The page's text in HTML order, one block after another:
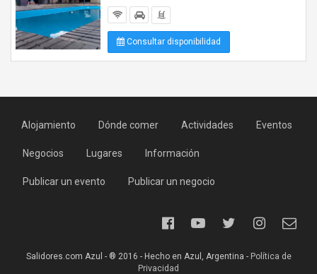
Consultar disponibilidad
Alojamiento Dónde comer Actividades Eventos
Negocios Lugares Información
Publicar un evento Publicar un negocio
Salidores.com Azul - ® 2016 - Hecho en Azul, Argentina - Política de
Privacidad